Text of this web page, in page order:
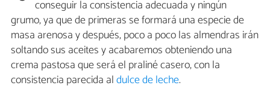
conseguir la consistencia adecuada y ningún
grumo, ya que de primeras se formará una especie de
masa arenosa y después, poco a poco las almendras irán
soltando sus aceites y acabaremos obteniendo una
crema pastosa que será el praliné casero, con la
consistencia parecida aldulce de leche.